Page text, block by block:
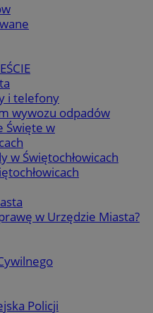
i telefony
wywozu odpadów
Święte w
w Świętochłowicach
w Urzędzie Miasta?
Policji